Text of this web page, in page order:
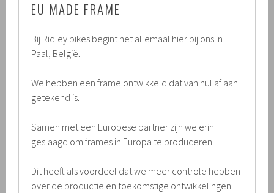
EU MADE FRAME
Bij Ridley bikes begint het allemaal hier bij ons in
Paal, België.
We hebben een frame ontwikkeld dat van nul af aan
getekend is.
Samen met een Europese partner zijn we erin
geslaagd om frames in Europa te produceren.
Dit heeft als voordeel dat we meer controle hebben
over de productie en toekomstige ontwikkelingen.